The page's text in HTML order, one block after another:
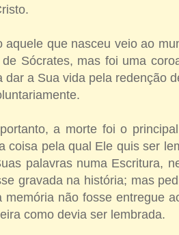
aquele que nasceu veio ao
de Sócrates, mas foi uma
dar a Sua vida pela redenção
a morte foi o
coisa pela qual Ele quis ser
palavras numa Escritura,
gravada na história; mas
memória não fosse entregue
como devia ser lembrada.